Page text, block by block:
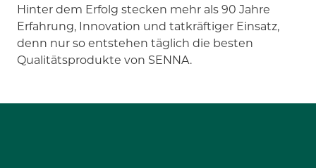
Hinter dem Erfolg stecken mehr als 90 Jahre
Erfahrung, Innovation und tatkräftiger Einsatz,
denn nur so entstehen täglich die besten
Qualitätsprodukte von SENNA.